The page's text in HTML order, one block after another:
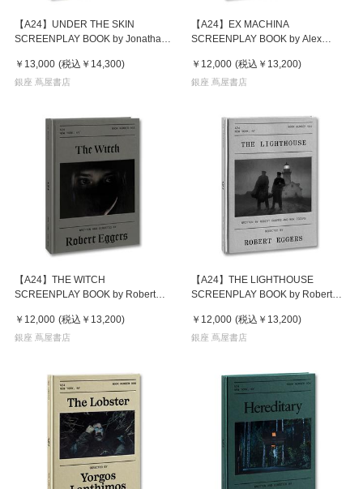
【A24】UNDER THE SKIN
SCREENPLAY BOOK by Jonathan
ン 種の捕食』 ジョナサン・グレ
イザー 作品集
￥13,000 (税込 ￥14,300)
銀座 蔦屋書店
【A24】EX MACHINA
SCREENPLAY BOOK by Alex
ナ』 アレックス・ガーランド 作
品集
￥12,000 (税込 ￥13,200)
銀座 蔦屋書店
【A24】THE WITCH
SCREENPLAY BOOK by Robert
ート・エガース 作品集
￥12,000 (税込 ￥13,200)
銀座 蔦屋書店
【A24】THE LIGHTHOUSE
SCREENPLAY BOOK by Robert
ロバート・エガース 作品集
￥12,000 (税込 ￥13,200)
銀座 蔦屋書店